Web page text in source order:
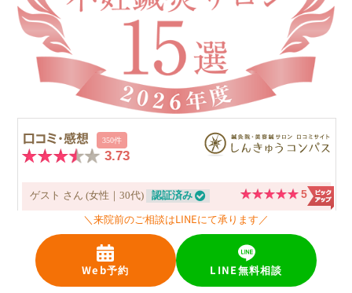
＼来院前のご相談はLINEにて承ります／
Web予約 LINE無料相談